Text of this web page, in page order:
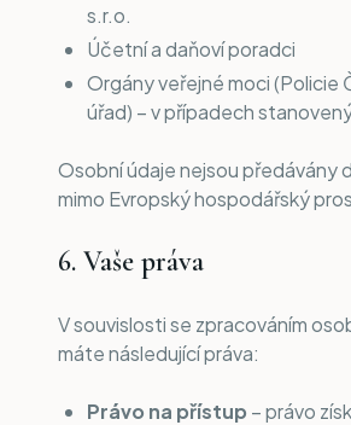
s.r.o.
Účetní a daňoví poradci
Orgány veřejné moci (Policie
úřad) – v případech
Osobní údaje nejsou předávány
mimo Evropský hospodářský
6. Vaše práva
V souvislosti se zpracováním
máte následující práva:
Právo na přístup – právo